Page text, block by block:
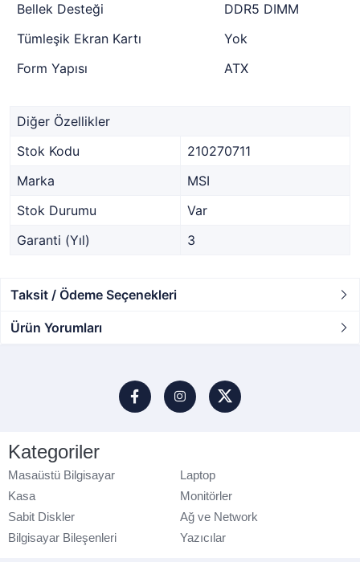
Bellek Desteği
DDR5 DIMM
Tümleşik Ekran Kartı
Yok
Form Yapısı
ATX
Diğer Özellikler
Stok Kodu
210270711
Marka
MSI
Stok Durumu
Var
Garanti (Yıl)
3
Taksit / Ödeme Seçenekleri
Ürün Yorumları
Kategoriler
Masaüstü Bilgisayar
Laptop
Kasa
Monitörler
Sabit Diskler
Ağ ve Network
Bilgisayar Bileşenleri
Yazıcılar